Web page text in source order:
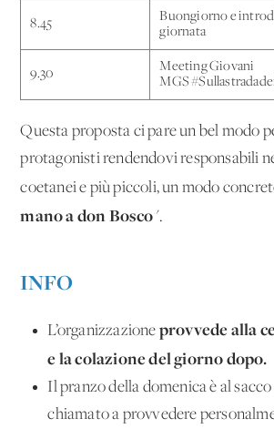
8.45
Buongiorno e
giornata
9.30
Meeting Giovani
MGS
Questa proposta ci pare un bel modo
protagonisti rendendovi responsabili
coetanei e più piccoli, un modo
mano a don Bosco ".
INFO
L’organizzazione provvede alla
e la colazione del giorno dopo.
Il pranzo della domenica è al
chiamato a provvedere